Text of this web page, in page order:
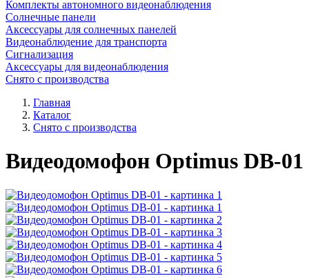
Комплекты автономного видеонаблюдения
Солнечные панели
Аксессуары для солнечных панелей
Видеонаблюдение для транспорта
Сигнализация
Аксессуары для видеонаблюдения
Снято с производства
Главная
Каталог
Снято с производства
Видеодомофон Optimus DB-01